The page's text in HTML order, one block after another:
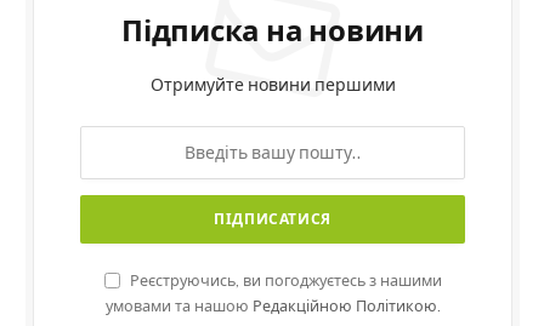
Підписка на новини
Отримуйте новини першими
Реєструючись, ви погоджуєтесь з нашими
умовами та нашою Редакційною Політикою.